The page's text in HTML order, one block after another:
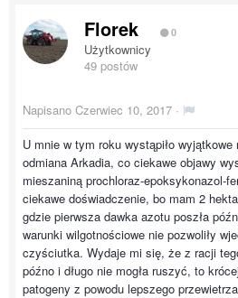
Florek 0
Użytkownicy
49 postów
Napisano Czerwiec 10, 2017 ·
U mnie w tym roku wystąpiło
odmiana Arkadia, co ciekawe objawy
mieszaniną prochloraz-epoksykonazol-
ciekawe doświadczenie, bo mam 2
gdzie pierwsza dawka azotu poszła
warunki wilgotnościowe nie pozwoliły
czyściutka. Wydaje mi się, że z racji
późno i długo nie mogła ruszyć, to
patogeny z powodu lepszego